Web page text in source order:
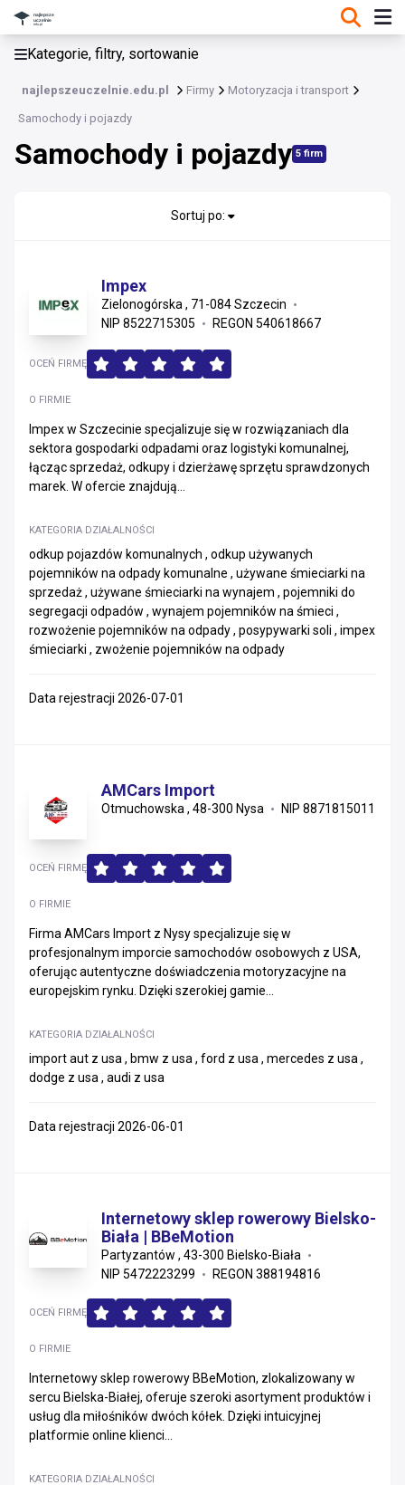
Kategorie, filtry, sortowanie
najlepszeuczelnie.edu.pl Firmy Motoryzacja i transport
Samochody i pojazdy
Samochody i pojazdy 5 firm
Motoryzacja i transport
Samochody i pojazdy
Transport, spedycja i logistyka
Sortuj po:
Impex
Zielonogórska , 71-084 Szczecin
NIP 8522715305
REGON 540618667
O FIRMIE
Impex w Szczecinie specjalizuje się w rozwiązaniach dla
sektora gospodarki odpadami oraz logistyki komunalnej,
łącząc sprzedaż, odkupy i dzierżawę sprzętu sprawdzonych
marek. W ofercie znajdują...
KATEGORIA DZIAŁALNOŚCI
odkup pojazdów komunalnych , odkup używanych
pojemników na odpady komunalne , używane śmieciarki na
sprzedaż , używane śmieciarki na wynajem , pojemniki do
segregacji odpadów , wynajem pojemników na śmieci ,
rozwożenie pojemników na odpady , posypywarki soli , impex
śmieciarki , zwożenie pojemników na odpady
OCEŃ FIRMĘ
Data rejestracji 2026-07-01
AMCars Import
Otmuchowska , 48-300 Nysa NIP 8871815011
O FIRMIE
Firma AMCars Import z Nysy specjalizuje się w
profesjonalnym imporcie samochodów osobowych z USA,
oferując autentyczne doświadczenia motoryzacyjne na
europejskim rynku. Dzięki szerokiej gamie...
KATEGORIA DZIAŁALNOŚCI
import aut z usa , bmw z usa , ford z usa , mercedes z usa ,
dodge z usa , audi z usa
OCEŃ FIRMĘ
Data rejestracji 2026-06-01
Internetowy sklep rowerowy Bielsko-
Biała | BBeMotion
Partyzantów , 43-300 Bielsko-Biała
NIP 5472223299
REGON 388194816
O FIRMIE
Internetowy sklep rowerowy BBeMotion, zlokalizowany w
sercu Bielska-Białej, oferuje szeroki asortyment produktów i
usług dla miłośników dwóch kółek. Dzięki intuicyjnej
platformie online klienci...
KATEGORIA DZIAŁALNOŚCI
OCEŃ FIRMĘ